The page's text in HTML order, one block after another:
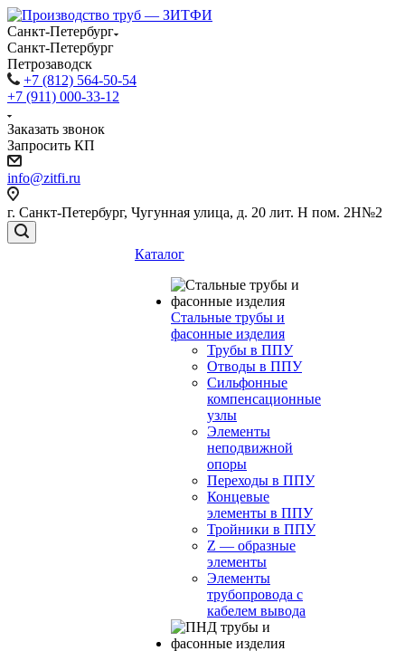
Санкт-Петербург
Санкт-Петербург
Петрозаводск
+7 (812) 564-50-54
+7 (911) 000-33-12
Заказать звонок
Запросить КП
info@zitfi.ru
г. Санкт-Петербург, Чугунная улица, д. 20 лит. Н пом. 2Н№2
Каталог
Стальные трубы и
фасонные изделия
Трубы в ППУ
Отводы в ППУ
Сильфонные
компенсационные
узлы
Элементы
неподвижной
опоры
Переходы в ППУ
Концевые
элементы в ППУ
Тройники в ППУ
Z — образные
элементы
Элементы
трубопровода с
кабелем вывода